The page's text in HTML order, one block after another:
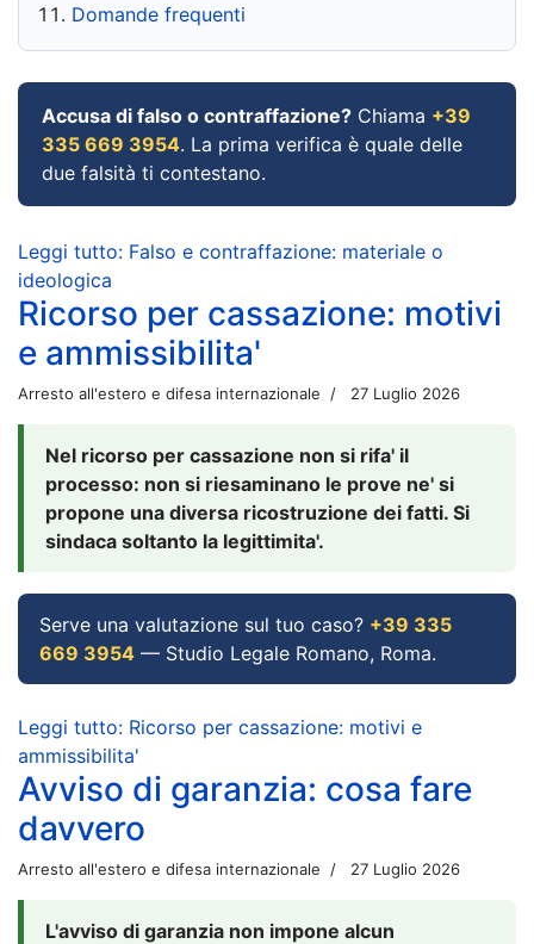
Domande frequenti
Accusa di falso o contraffazione? Chiama +39
335 669 3954. La prima verifica è quale delle
due falsità ti contestano.
Leggi tutto: Falso e contraffazione: materiale o
ideologica
Ricorso per cassazione: motivi
e ammissibilita'
Arresto all'estero e difesa internazionale 27 Luglio 2026
Nel ricorso per cassazione non si rifa' il
processo: non si riesaminano le prove ne' si
propone una diversa ricostruzione dei fatti. Si
sindaca soltanto la legittimita'.
Serve una valutazione sul tuo caso? +39 335
669 3954 — Studio Legale Romano, Roma.
Leggi tutto: Ricorso per cassazione: motivi e
ammissibilita'
Avviso di garanzia: cosa fare
davvero
Arresto all'estero e difesa internazionale 27 Luglio 2026
L'avviso di garanzia non impone alcun